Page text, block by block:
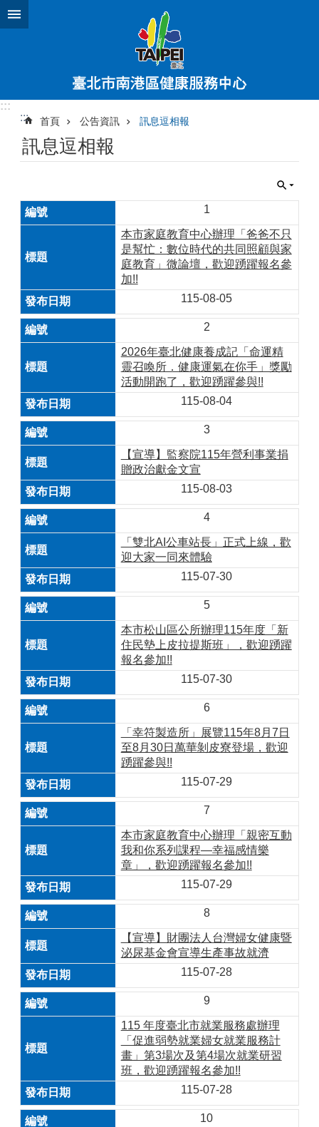
跳到主要內容區塊
:::
:::
首頁 公告資訊 訊息逗相報
訊息逗相報
1
本市家庭教育中心辦理「爸爸不只
是幫忙：數位時代的共同照顧與家
庭教育」微論壇，歡迎踴躍報名參
加!!
115-08-05
2
2026年臺北健康養成記「命運精
靈召喚所．健康運氣在你手」獎勵
活動開跑了，歡迎踴躍參與!!
115-08-04
3
【宣導】監察院115年營利事業捐
贈政治獻金文宣
115-08-03
4
「雙北AI公車站長」正式上線，歡
迎大家一同來體驗
115-07-30
5
本市松山區公所辦理115年度「新
住民墊上皮拉提斯班」，歡迎踴躍
報名參加!!
115-07-30
6
「幸符製造所」展覽115年8月7日
至8月30日萬華剝皮寮登場，歡迎
踴躍參與!!
115-07-29
7
本市家庭教育中心辦理「親密互動
我和你系列課程—幸福感情樂
章」，歡迎踴躍報名參加!!
115-07-29
8
【宣導】財團法人台灣婦女健康暨
泌尿基金會宣導生產事故就濟
115-07-28
9
115 年度臺北市就業服務處辦理
「促進弱勢就業婦女就業服務計
畫」第3場次及第4場次就業研習
班，歡迎踴躍報名參加!!
115-07-28
10